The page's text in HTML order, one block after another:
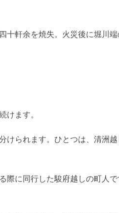
十軒余を焼失。火災後に堀川
けます。
られます。ひとつは、清洲
際に同行した駿府越しの町人